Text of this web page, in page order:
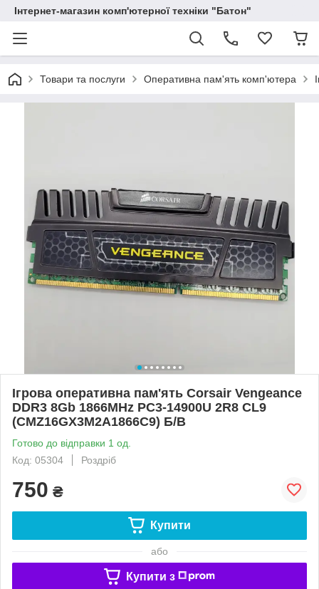
Інтернет-магазин комп'ютерної техніки "Батон"
Товари та послуги Оперативна пам'ять комп'ютера
Ігрова оперативна пам'ять Corsair Vengeance
DDR3 8Gb 1866MHz PC3-14900U 2R8 CL9
(CMZ16GX3M2A1866C9) Б/В
Готово до відправки 1 од.
Код: 05304
Роздріб
750 ₴
Купити
або
Купити з